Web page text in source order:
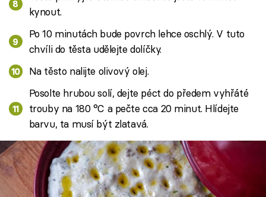
kynout.
Po 10 minutách bude povrch lehce oschlý. V tuto
chvíli do těsta udělejte dolíčky.
Na těsto nalijte olivový olej.
Posolte hrubou solí, dejte péct do předem vyhřáté
trouby na 180 °C a pečte cca 20 minut. Hlídejte
barvu, ta musí být zlatavá.